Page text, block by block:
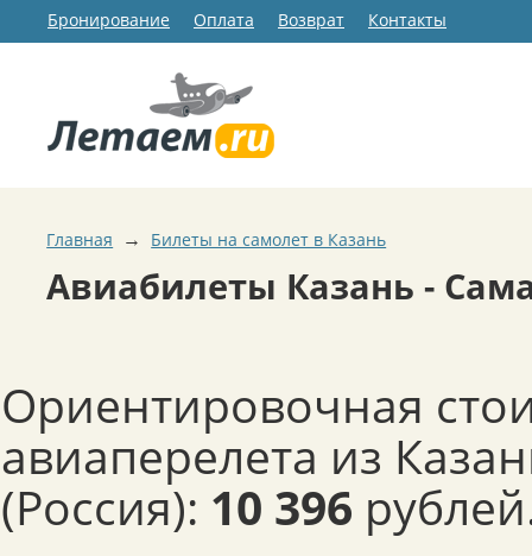
Бронирование Оплата Возврат Контакты
Главная → Билеты на самолет в Казань
Авиабилеты Казань -
Ориентировочная
авиаперелета из
(Россия): 10 396